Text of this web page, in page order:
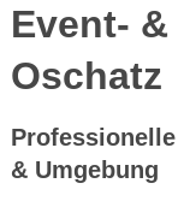
Event-
Oschatz
& Umgebung